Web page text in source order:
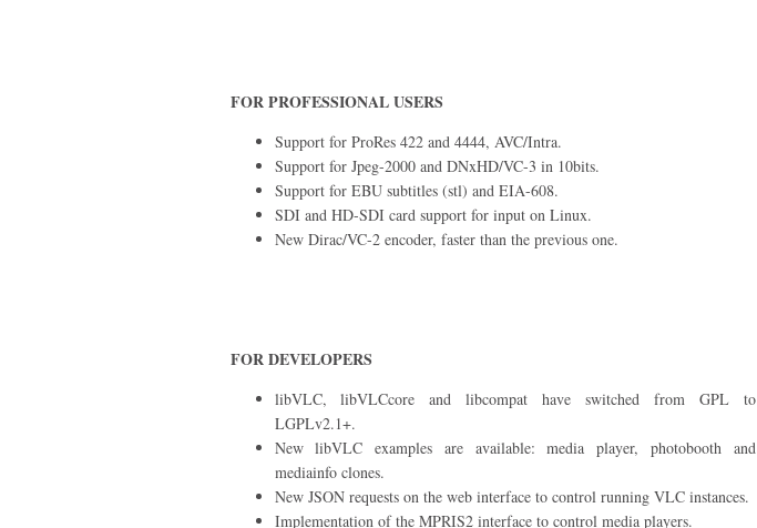
FOR PROFESSIONAL USERS
Support for ProRes 422 and 4444, AVC/Intra.
Support for Jpeg-2000 and DNxHD/VC-3 in 10bits.
Support for EBU subtitles (stl) and EIA-608.
SDI and HD-SDI card support for input on Linux.
New Dirac/VC-2 encoder, faster than the previous one.
FOR DEVELOPERS
libVLC, libVLCcore and libcompat have switched from GPL to
LGPLv2.1+.
New libVLC examples are available: media player, photobooth and
mediainfo clones.
New JSON requests on the web interface to control running VLC instances.
Implementation of the MPRIS2 interface to control media players.